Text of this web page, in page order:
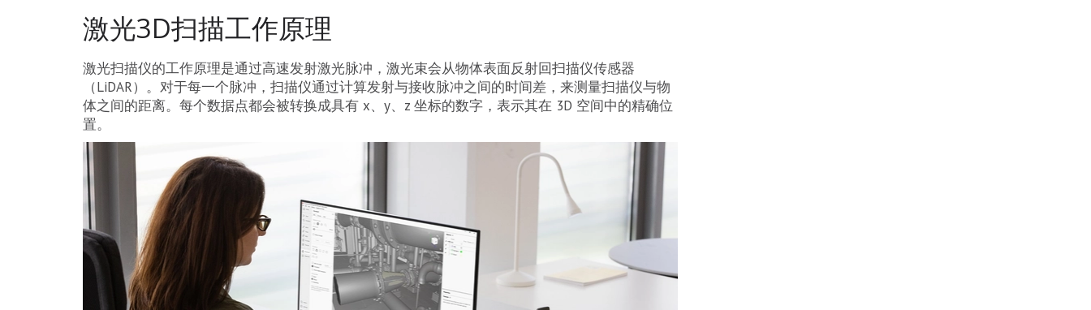
激光3D扫描工作原理
激光扫描仪的工作原理是通过高速发射激光脉冲，激光束会从物体表面反射回扫描仪传感器
（LiDAR）。对于每一个脉冲，扫描仪通过计算发射与接收脉冲之间的时间差，来测量扫描仪与物
体之间的距离。每个数据点都会被转换成具有 x、y、z 坐标的数字，表示其在 3D 空间中的精确位
置。